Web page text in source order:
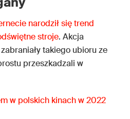
narodził się trend
stroje. Akcja
takiego ubioru ze
przeszkadzali w
w polskich kinach w 2022